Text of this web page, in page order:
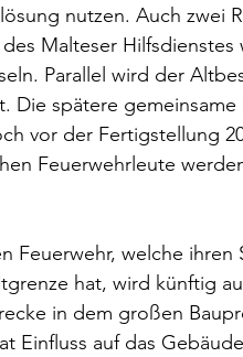
nutzen. Auch zwei
Malteser
Parallel wird der
Die spätere
vor der Fertigstellung
Feuerwehrleute
Feuerwehr, welche
hat, wird künftig
in dem großen
Einfluss auf das